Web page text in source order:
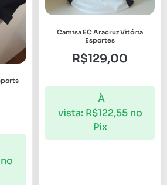
no
Camisa EC Aracruz Vitória
Esportes
R$129,00
À
vista: R$122,55 no
Pix